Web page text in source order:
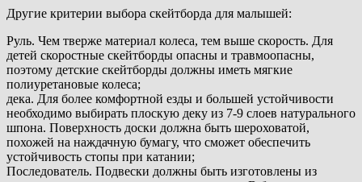
Другие критерии выбора скейтборда для малышей:
Руль. Чем тверже материал колеса, тем выше скорость. Для
детей скоростные скейтборды опасны и травмоопасны,
поэтому детские скейтборды должны иметь мягкие
полиуретановые колеса;
дека. Для более комфортной езды и большей устойчивости
необходимо выбирать плоскую деку из 7-9 слоев натурального
шпона. Поверхность доски должна быть шероховатой,
похожей на наждачную бумагу, что сможет обеспечить
устойчивость стопы при катании;
Последователь. Подвески должны быть изготовлены из